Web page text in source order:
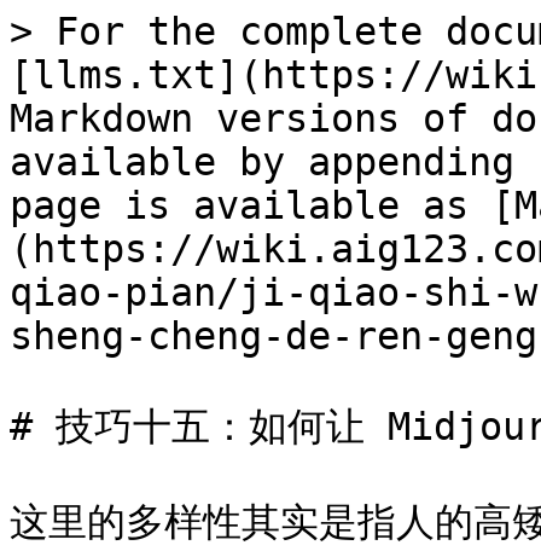
> For the complete
[llms.txt](https://
Markdown versions of
available by
page is available as
(https://
qiao-pian/ji-qiao-shi-
sheng-cheng-de-ren-
# 技巧十五：如何让
这里的多样性其实是指人的高